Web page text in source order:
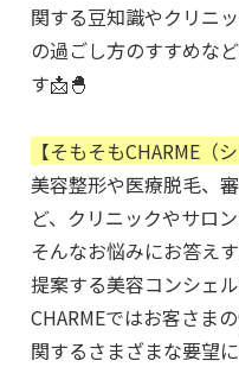
関する豆知識やクリニ
の過ごし方のすすめな
す📩🐣
【そもそもCHARME（
美容整形や医療脱毛、
ど、クリニックやサロ
そんなお悩みにお答え
提案する美容コンシェ
CHARMEではお客さま
関するさまざまな要望